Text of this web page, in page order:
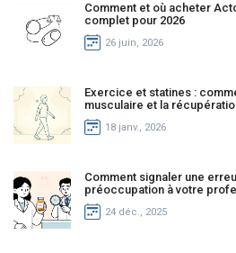
Comment et où acheter
complet pour 2026
26 juin, 2026
Exercice et statines :
musculaire et la
18 janv., 2026
Comment signaler une
préoccupation à votre
24 déc., 2025